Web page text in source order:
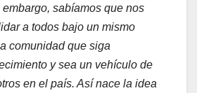
sabíamos que nos
a todos bajo un mismo
comunidad que siga
y sea un vehículo de
en el país. Así nace la idea